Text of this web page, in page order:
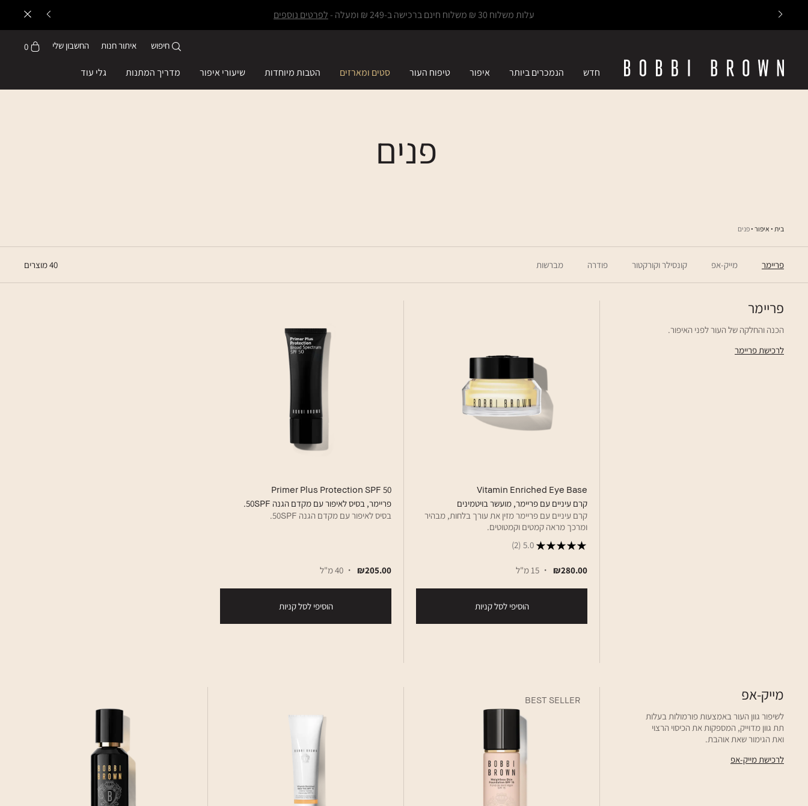
עלות משלוח 30 ₪ משלוח חינם ברכישה ב-249 ₪ ומעלה - לפרטים נוספים
חדש הנמכרים ביותר איפור טיפוח העור סטים ומארזים הטבות מיוחדות שיעורי איפור מדריך המתנות גלי עוד
חיפוש איתור חנות החשבון שלי 0
פנים
בית איפור פנים
פריימר מייק-אפ קונסילר וקורקטור פודרה מברשות 40מוצרים
פריימר
הכנה והחלקה של העור לפני האיפור.
לרכישת פריימר
Vitamin Enriched Eye Base
קרם עיניים עם פריימר, מועשר בויטמינים
קרם עיניים עם פריימר מזין את עורך בלחות, מבהיר
ומרכך מראה קמטים וקמטוטים.
5.0
(2)
₪280.00 15 מ"ל
הוסיפי לסל קניות
Primer Plus Protection SPF 50
פריימר, בסיס לאיפור עם מקדם הגנה 50SPF.
בסיס לאיפור עם מקדם הגנה 50SPF.
₪205.00 40 מ"ל
הוסיפי לסל קניות
מייק-אפ
לשיפור גוון העור באמצעות פורמולות בעלות
תת גוון מדוייק, המספקות את הכיסוי הרצוי
ואת הגימור שאת אוהבת.
לרכישת מייק-אפ
BEST SELLER